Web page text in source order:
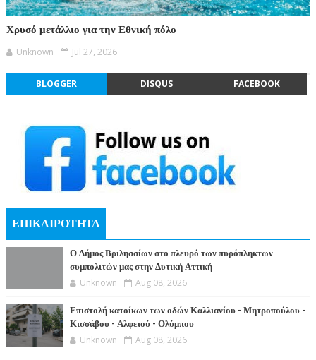
Χρυσό μετάλλιο για την Εθνική πόλο
Unknown Jul 27, 2026
BLOGGER DISQUS FACEBOOK
ΕΠΙΚΑΙΡΟΤΗΤΑ
Ο Δήμος Βριλησσίων στο πλευρό των πυρόπληκτων
συμπολιτών μας στην Δυτική Αττική
Unknown Aug 08, 2026
Επιστολή κατοίκων των οδών Καλλιανίου - Μητροπούλου -
Κισσάβου - Αλφειού - Ολύμπου
Unknown Aug 08, 2026